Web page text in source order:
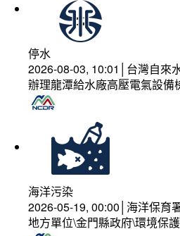
停水
2026-08-03, 10:01│台灣自來
辦理龍潭給水廠高壓電氣設備
海洋污染
2026-05-19, 00:00│海洋保育
地方單位\金門縣政府\環境保